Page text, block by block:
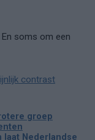
soms om een
contrast
groep
laat Nederlandse